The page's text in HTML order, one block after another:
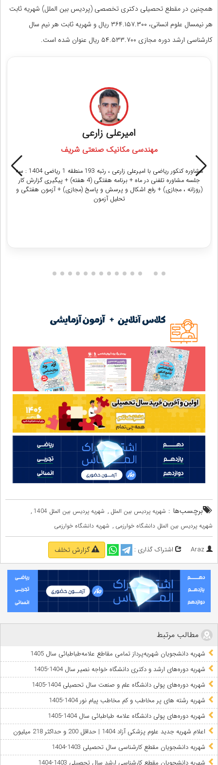
همچنین در مقطع تحصیلی دکتری تخصصی (پردیس بین الملل) شهریه ثابت
هر نیمسال علوم انسانی، ۳۶۴.۱۵۷.۳۰۰ ریال و شهریه ثابت هر نیم سال
کارشناسی ارشد دوره مجازی ۵۴.۵۳۳.۷۰۰ ریال عنوان شده است.
امیرعلی زارعی
مهندسی مکانیک صنعتی شریف
مشاوره کنکور ریاضی با امیرعلی زارعی ، رتبه 193 منطقه 1 ریاضی 1404 : سه
جلسه مشاوره تلفنی در ماه + برنامه هفتگی (4 هفته) + پیگیری گزارش کار
(روزانه ، مجازی) + رفع اشکال و پرسش و پاسخ (مجازی) + آزمون هفتگی و
تحلیل آزمون
برچسب‌ها : شهریه پردیس بین الملل , شهریه پردیس بین الملل 1404 ,
شهریه پردیس بین الملل دانشگاه خوارزمی , شهریه دانشگاه خوارزمی
Araz اشتراک گذاری : گزارش تخلف
مطالب مرتبط
شهریه دانشجویان شهریه‌پرداز تمامی مقاطع علامه‌طباطبائی سال 1405
شهریه دوره‌های ارشد و دکتری دانشگاه خواجه نصیر سال 1404-1405
شهریه دوره‌های پولی دانشگاه علم و صنعت سال تحصیلی 1404-1405
شهریه رشته های پر مخاطب و کم مخاطب پیام نور 1404-1405
شهریه دوره‌های پولی دانشگاه علامه‌ طباطبائی سال 1404-1405
اعلام شهریه جدید علوم پزشکی آزاد 1404 | حداقل 200 و حداکثر 218 میلیون
شهریه دانشجویان مقطع کارشناسی سال تحصیلی 1403-1404
شهریه دانشجویان مقطع کارشناسی ارشد سال تحصیلی 1403-1404